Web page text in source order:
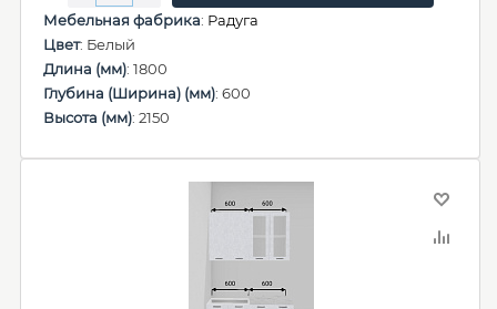
Мебельная фабрика: Радуга
Цвет: Белый
Длина (мм): 1800
Глубина (Ширина) (мм): 600
Высота (мм): 2150